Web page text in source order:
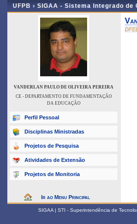
UFPB › SIGAA - Sistema Integrado
VANDERLAN PAULO DE OLIVEIRA PEREIRA
CE - DEPARTAMENTO DE FUNDAMENTAÇÃO
DA EDUCAÇÃO
Perfil Pessoal
Disciplinas Ministradas
Projetos de Pesquisa
Atividades de Extensão
Projetos de Monitoria
Ir ao Menu Principal
SIGAA | STI - Superintendência de